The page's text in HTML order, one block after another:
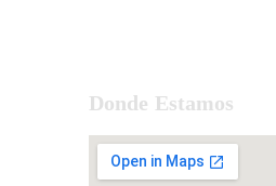
Donde Estamos